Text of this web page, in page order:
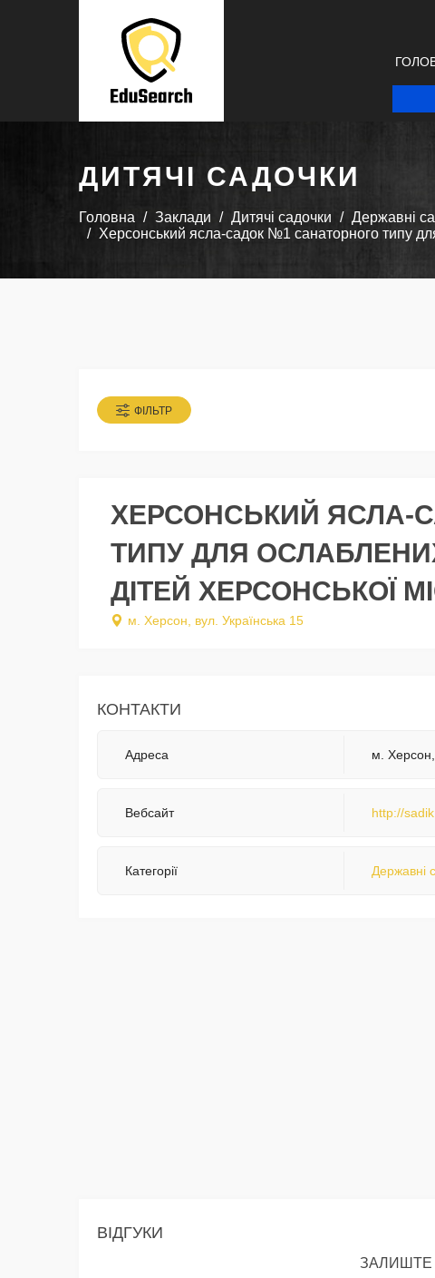
ДИТЯЧІ САДОЧКИ
Головна Заклади Дитячі садочки
Державні
Херсонський ясла-садок №1 санаторного типу
ФІЛЬТР
ХЕРСОНСЬКИЙ ЯСЛА-
ТИПУ ДЛЯ
ДІТЕЙ ХЕРСОНСЬКОЇ
м. Херсон, вул. Українська 15
КОНТАКТИ
Адреса м. Херсон,
Вебсайт http://
Категорії Державні
ВІДГУКИ
ЗАЛИШТЕ